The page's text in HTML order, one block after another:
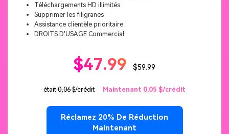
Téléchargements HD illimités
Supprimer les filigranes
Assistance clientèle prioritaire
DROITS D'USAGE Commercial
$47.99 $59.99
était 0,06 $/crédit Maintenant 0,05 $/crédit
Réclamez 20% De Réduction
Maintenant